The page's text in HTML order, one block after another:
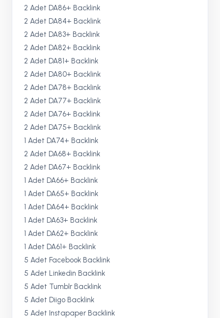
2 Adet DA86+ Backlink
2 Adet DA84+ Backlink
2 Adet DA83+ Backlink
2 Adet DA82+ Backlink
2 Adet DA81+ Backlink
2 Adet DA80+ Backlink
2 Adet DA78+ Backlink
2 Adet DA77+ Backlink
2 Adet DA76+ Backlink
2 Adet DA75+ Backlink
1 Adet DA74+ Backlink
2 Adet DA68+ Backlink
2 Adet DA67+ Backlink
1 Adet DA66+ Backlink
1 Adet DA65+ Backlink
1 Adet DA64+ Backlink
1 Adet DA63+ Backlink
1 Adet DA62+ Backlink
1 Adet DA61+ Backlink
5 Adet Facebook Backlink
5 Adet Linkedin Backlink
5 Adet Tumblr Backlink
5 Adet Diigo Backlink
5 Adet Instapaper Backlink